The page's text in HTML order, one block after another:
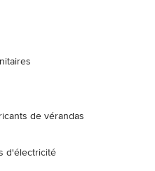
de vérandas
d'électricité